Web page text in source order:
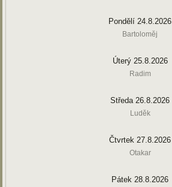
Pondělí 24.8.2026
Bartoloměj
Úterý 25.8.2026
Radim
Středa 26.8.2026
Luděk
Čtvrtek 27.8.2026
Otakar
Pátek 28.8.2026